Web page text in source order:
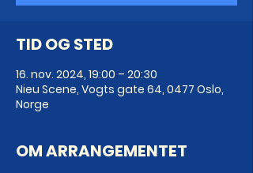
TID OG STED
16. nov. 2024, 19:00 – 20:30
Nieu Scene, Vogts gate 64, 0477 Oslo,
Norge
OM ARRANGEMENTET